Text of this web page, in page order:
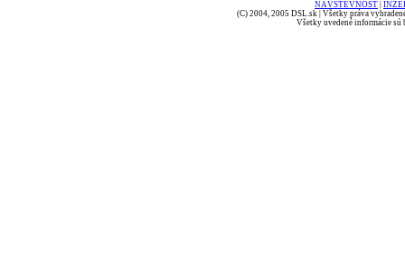
NÁVŠTEVNOSŤ
(C) 2004, 2005 DSL.sk | Všetky práva
Všetky uvedené informácie sú